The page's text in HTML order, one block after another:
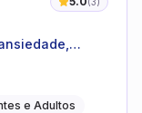
e Adultos